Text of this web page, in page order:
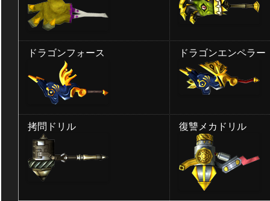
ドラゴンフォース ドラゴンエンペラー
拷問ドリル 復讐メカドリル